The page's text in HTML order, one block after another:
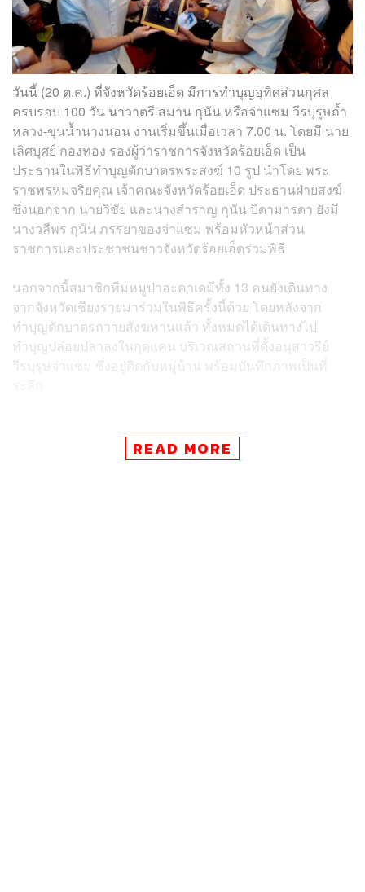
วันนี้ (20 ต.ค.) ที่จังหวัดร้อยเอ็ด มีการทำบุญอุทิศส่วนกุศล
ครบรอบ 100 วัน นาวาตรี สมาน กุนัน หรือจ่าแซม วีรบุรุษถ้ำ
หลวง-ขุนน้ำนางนอน งานเริ่มขึ้นเมื่อเวลา 7.00 น. โดยมี นาย
เลิศบุศย์ กองทอง รองผู้ว่าราชการจังหวัดร้อยเอ็ด เป็น
ประธานในพิธีทำบุญตักบาตรพระสงฆ์ 10 รูป นำโดย พระ
ราชพรหมจริยคุณ เจ้าคณะจังหวัดร้อยเอ็ด ประธานฝ่ายสงฆ์
ซึ่งนอกจาก นายวิชัย และนางสำราญ กุนัน บิดามารดา ยังมี
นางวลีพร กุนัน ภรรยาของจ่าแซม พร้อมหัวหน้าส่วน
ราชการและประชาชนชาวจังหวัดร้อยเอ็ดร่วมพิธี
นอกจากนี้สมาชิกทีมหมูป่าอะคาเดมีทั้ง 13 คนยังเดินทาง
จากจังหวัดเชียงรายมาร่วมในพิธีครั้งนี้ด้วย โดยหลังจาก
ทำบุญตักบาตรถวายสังฆทานแล้ว ทั้งหมดได้เดินทางไป
ทำบุญปล่อยปลาลงในกุดแคน บริเวณสถานที่ตั้งอนุสาวรีย์
วีรบุรุษจ่าแซม ซึ่งอยู่ติดกับหมู่บ้าน พร้อมบันทึกภาพเป็นที่
สำนักข่าว กรมประชาสัมพันธ์
READ MORE